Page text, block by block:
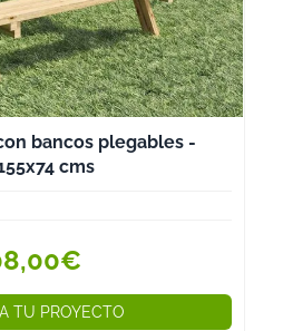
bancos plegables -
cms
TU PROYECTO